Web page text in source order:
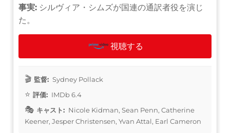
事実: シルヴィア・シムズが国連の通訳者役を演じ
た。
視聴する
監督: Sydney Pollack
評価: IMDb 6.4
キャスト: Nicole Kidman, Sean Penn, Catherine
Keener, Jesper Christensen, Yvan Attal, Earl Cameron